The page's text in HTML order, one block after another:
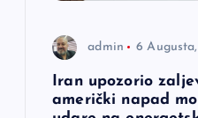
admin 6
Iran upozorio
američki napad